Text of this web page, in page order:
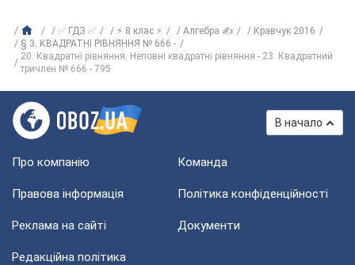
✅ ГДЗ ✅ ⚡ 8 клас ⚡ Алгебра ✍
Кравчук 2016
§ 3. КВАДРАТНІ РІВНЯННЯ № 666 -
20. Квадратні рівняння. Неповні квадратні рівняння - 23. Квадратний
тричлен № 666 - 795
В начало
Про компанію Команда
Правова інформація Політика конфіденційності
Реклама на сайті Документи
Редакційна політика